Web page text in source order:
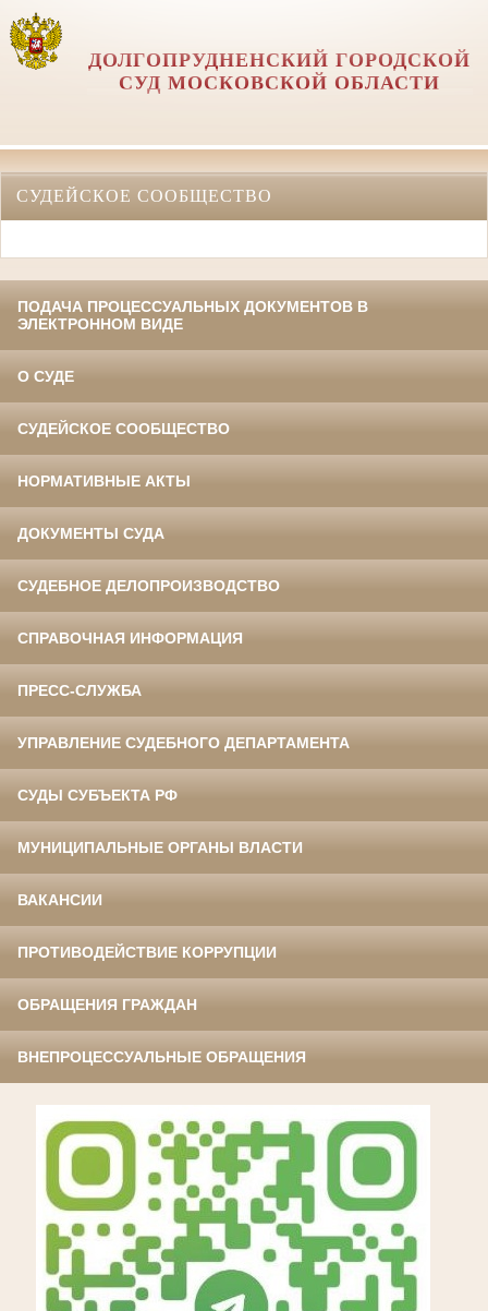
ДОЛГОПРУДНЕНСКИЙ ГОРОДСКОЙ
СУД МОСКОВСКОЙ ОБЛАСТИ
СУДЕЙСКОЕ СООБЩЕСТВО
ПОДАЧА ПРОЦЕССУАЛЬНЫХ ДОКУМЕНТОВ В
ЭЛЕКТРОННОМ ВИДЕ
О СУДЕ
СУДЕЙСКОЕ СООБЩЕСТВО
НОРМАТИВНЫЕ АКТЫ
ДОКУМЕНТЫ СУДА
СУДЕБНОЕ ДЕЛОПРОИЗВОДСТВО
СПРАВОЧНАЯ ИНФОРМАЦИЯ
ПРЕСС-СЛУЖБА
УПРАВЛЕНИЕ СУДЕБНОГО ДЕПАРТАМЕНТА
СУДЫ СУБЪЕКТА РФ
МУНИЦИПАЛЬНЫЕ ОРГАНЫ ВЛАСТИ
ВАКАНСИИ
ПРОТИВОДЕЙСТВИЕ КОРРУПЦИИ
ОБРАЩЕНИЯ ГРАЖДАН
ВНЕПРОЦЕССУАЛЬНЫЕ ОБРАЩЕНИЯ